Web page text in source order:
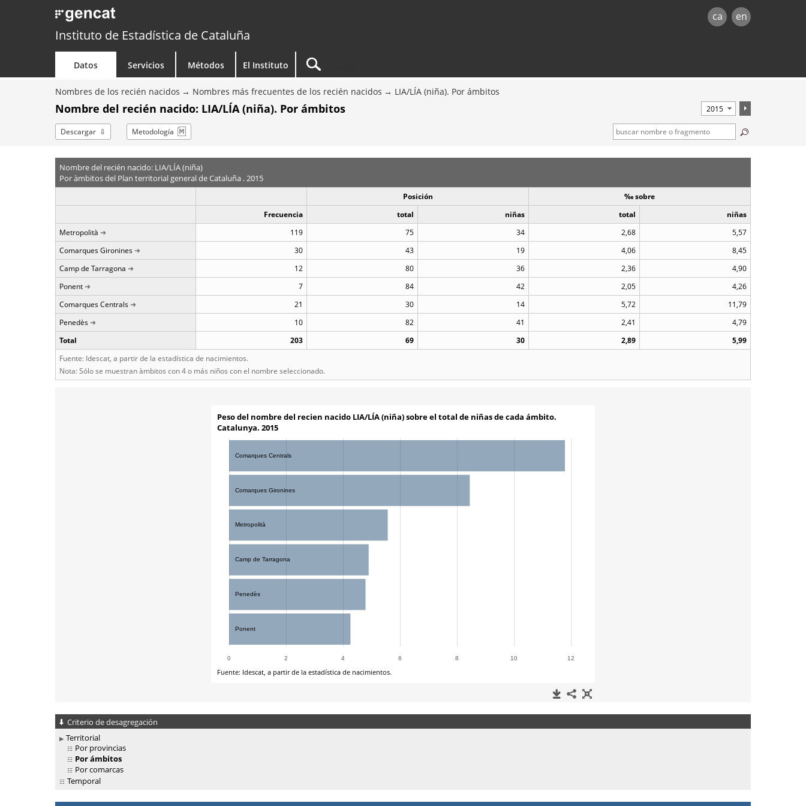
ca en
Instituto de Estadística de Cataluña
Datos Servicios Métodos El Instituto
Nombres de los recién nacidos Nombres más frecuentes de los recién nacidos LIA/LÍA (niña). Por ámbitos
Nombre del recién nacido: LIA/LÍA (niña). Por ámbitos
Descargar Metodología
Nombre del recién nacido: LIA/LÍA (niña)
Por àmbitos del Plan territorial general de Cataluña . 2015
Posición
‰ sobre
Frecuencia
total niñas total
niñas
Metropolità
119 75 34 2,68
5,57
Comarques Gironines
30 43 19 4,06
8,45
Camp de Tarragona
12 80 36 2,36
4,90
Ponent
7 84 42 2,05
4,26
Comarques Centrals
21 30 14 5,72
11,79
Penedès
10 82 41 2,41
4,79
Total
203 69 30 2,89
5,99
Fuente: Idescat, a partir de la estadística de nacimientos.
Nota: Sólo se muestran àmbitos con 4 o más niños con el nombre seleccionado.
Criterio de desagregación
Territorial
Por provincias
Por ámbitos
Por comarcas
Temporal